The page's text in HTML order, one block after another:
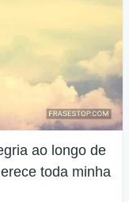
ao longo de
toda minha